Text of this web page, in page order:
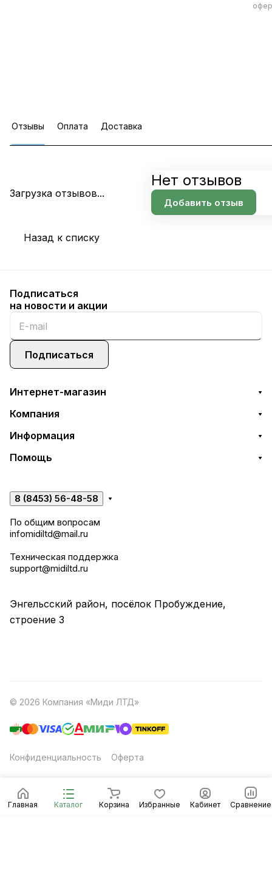
Отзывы Оплата Доставка
Загрузка отзывов...
Нет отзывов
Добавить отзыв
Назад к списку
Главная Каталог Корзина Избранные Кабинет Сравнение
Подписаться
на новости и акции
Подписаться
Интернет-магазин
Компания
Информация
Помощь
8 (8453) 56-48-58
По общим вопросам
infomidiltd@mail.ru
Техническая поддержка
support@midiltd.ru
Энгельсский район, посёлок Пробуждение,
строение 3
© 2026 Компания «Миди ЛТД»
Конфиденциальность Оферта